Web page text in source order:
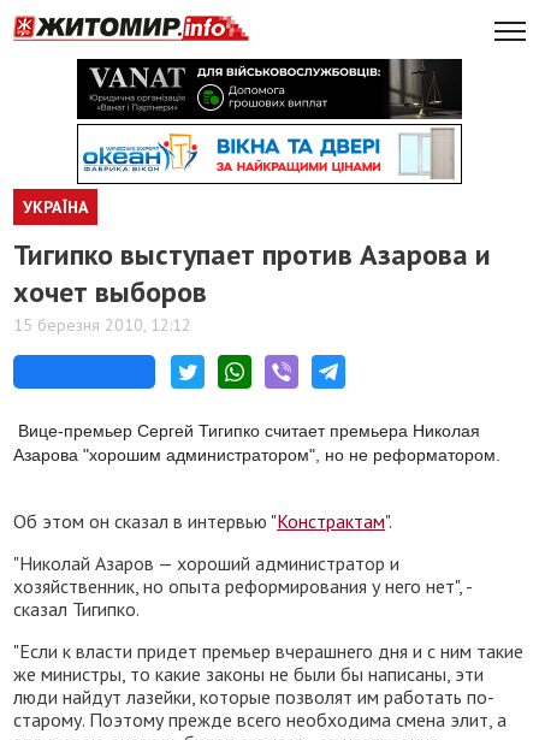
УКРАЇНА
Тигипко выступает против Азарова и
хочет выборов
15 березня 2010, 12:12
Вице-премьер Сергей Тигипко считает премьера Николая
Азарова "хорошим администратором", но не реформатором.
Об этом он сказал в интервью "Констрактам".
"Николай Азаров — хороший администратор и
хозяйственник, но опыта реформирования у него нет", -
сказал Тигипко.
"Если к власти придет премьер вчерашнего дня и с ним такие
же министры, то какие законы не были бы написаны, эти
люди найдут лазейки, которые позволят им работать по-
старому. Поэтому прежде всего необходима смена элит, а